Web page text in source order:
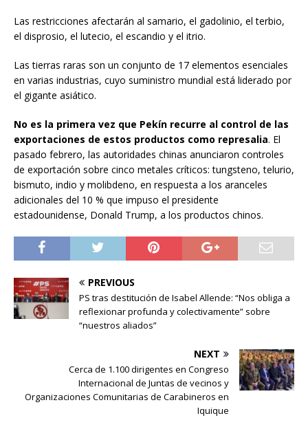
Las restricciones afectarán al samario, el gadolinio, el terbio,
el disprosio, el lutecio, el escandio y el itrio.
Las tierras raras son un conjunto de 17 elementos esenciales
en varias industrias, cuyo suministro mundial está liderado por
el gigante asiático.
No es la primera vez que Pekín recurre al control de las
exportaciones de estos productos como represalia. El
pasado febrero, las autoridades chinas anunciaron controles
de exportación sobre cinco metales críticos: tungsteno, telurio,
bismuto, indio y molibdeno, en respuesta a los aranceles
adicionales del 10 % que impuso el presidente
estadounidense, Donald Trump, a los productos chinos.
PREVIOUS
PS tras destitución de Isabel Allende: “Nos obliga a
reflexionar profunda y colectivamente” sobre
“nuestros aliados”
NEXT
Cerca de 1.100 dirigentes en Congreso
Internacional de Juntas de vecinos y
Organizaciones Comunitarias de Carabineros en
Iquique